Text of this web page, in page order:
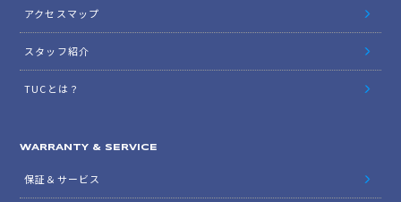
アクセスマップ
スタッフ紹介
TUCとは？
WARRANTY & SERVICE
保証＆サービス